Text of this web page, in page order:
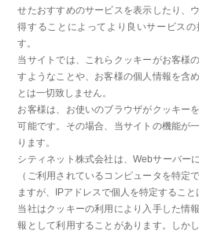
せたおすすめのサービスを表示したり、
得することによってより良いサービス
す。
当サイトでは、これらクッキーがお客様
すようなことや、お客様の個人情報を含
とは一切致しません。
お客様は、お使いのブラウザがクッキー
可能です。その場合、当サイトの機能が
ります。
シティネット株式会社は、Webサーバー
（ご利用されているコンピュータを特定
ますが、IPアドレスで個人を特定すること
当社はクッキーの利用により入手した情
報として利用することがあります。しか